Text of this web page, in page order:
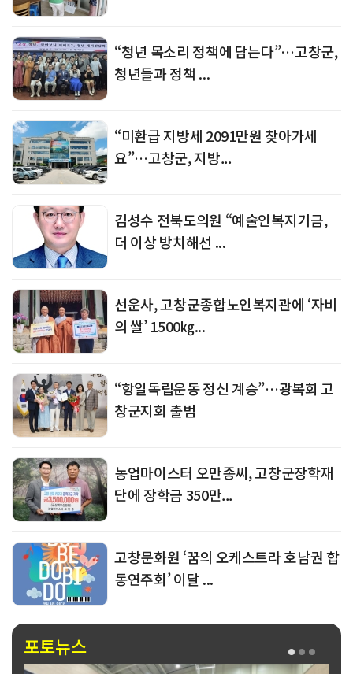
“청년 목소리 정책에 담는다”…고창군,
청년들과 정책 ...
“미환급 지방세 2091만원 찾아가세
요”…고창군, 지방...
김성수 전북도의원 “예술인복지기금,
더 이상 방치해선 ...
선운사, 고창군종합노인복지관에 ‘자비
의 쌀’ 1500㎏...
“항일독립운동 정신 계승”…광복회 고
창군지회 출범
농업마이스터 오만종씨, 고창군장학재
단에 장학금 350만...
고창문화원 ‘꿈의 오케스트라 호남권 합
동연주회’ 이달 ...
포토뉴스